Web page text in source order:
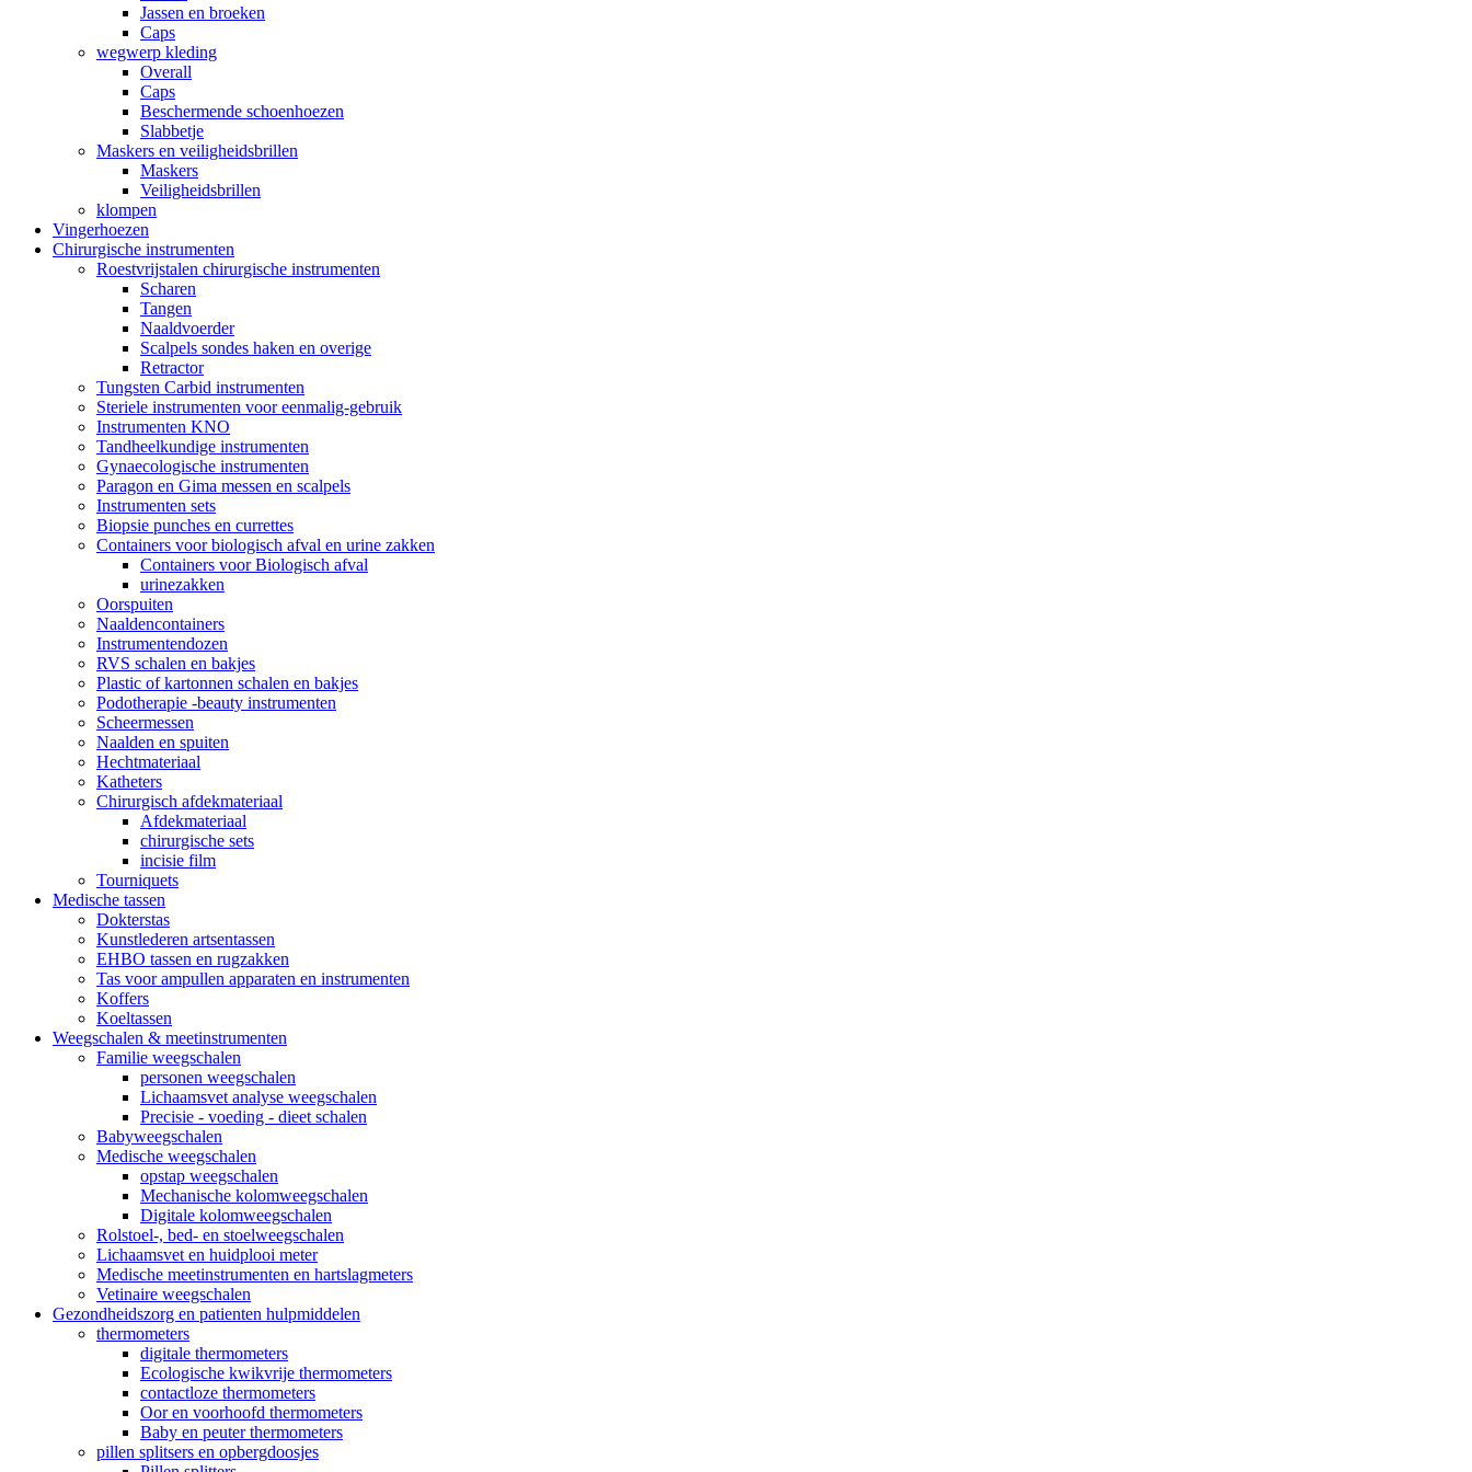
Jassen en broeken
Caps
wegwerp kleding
Overall
Caps
Beschermende schoenhoezen
Slabbetje
Maskers en veiligheidsbrillen
Maskers
Veiligheidsbrillen
klompen
Vingerhoezen
Chirurgische instrumenten
Roestvrijstalen chirurgische instrumenten
Scharen
Tangen
Naaldvoerder
Scalpels sondes haken en overige
Retractor
Tungsten Carbid instrumenten
Steriele instrumenten voor eenmalig-gebruik
Instrumenten KNO
Tandheelkundige instrumenten
Gynaecologische instrumenten
Paragon en Gima messen en scalpels
Instrumenten sets
Biopsie punches en currettes
Containers voor biologisch afval en urine zakken
Containers voor Biologisch afval
urinezakken
Oorspuiten
Naaldencontainers
Instrumentendozen
RVS schalen en bakjes
Plastic of kartonnen schalen en bakjes
Podotherapie -beauty instrumenten
Scheermessen
Naalden en spuiten
Hechtmateriaal
Katheters
Chirurgisch afdekmateriaal
Afdekmateriaal
chirurgische sets
incisie film
Tourniquets
Medische tassen
Dokterstas
Kunstlederen artsentassen
EHBO tassen en rugzakken
Tas voor ampullen apparaten en instrumenten
Koffers
Koeltassen
Weegschalen & meetinstrumenten
Familie weegschalen
personen weegschalen
Lichaamsvet analyse weegschalen
Precisie - voeding - dieet schalen
Babyweegschalen
Medische weegschalen
opstap weegschalen
Mechanische kolomweegschalen
Digitale kolomweegschalen
Rolstoel-, bed- en stoelweegschalen
Lichaamsvet en huidplooi meter
Medische meetinstrumenten en hartslagmeters
Vetinaire weegschalen
Gezondheidszorg en patienten hulpmiddelen
thermometers
digitale thermometers
Ecologische kwikvrije thermometers
contactloze thermometers
Oor en voorhoofd thermometers
Baby en peuter thermometers
pillen splitsers en opbergdoosjes